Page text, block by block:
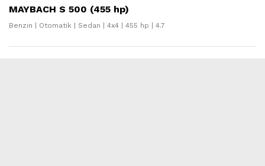
MAYBACH S 500 (455 hp)
Benzin | Otomatik | Sedan | 4x4 | 455 hp | 4.7